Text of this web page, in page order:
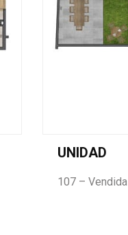
UNIDAD
107 – Vendida